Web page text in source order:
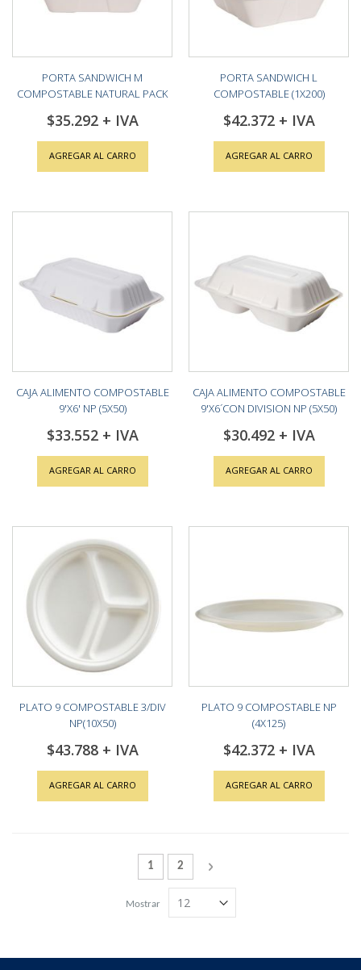
PORTA SANDWICH M
COMPOSTABLE NATURAL PACK
$35.292
AGREGAR AL CARRO
PORTA SANDWICH L
COMPOSTABLE (1X200)
$42.372
AGREGAR AL CARRO
CAJA ALIMENTO COMPOSTABLE
9'X6' NP (5X50)
$33.552
AGREGAR AL CARRO
CAJA ALIMENTO COMPOSTABLE
9'X6´CON DIVISION NP (5X50)
$30.492
AGREGAR AL CARRO
PLATO 9 COMPOSTABLE 3/DIV
NP(10X50)
$43.788
AGREGAR AL CARRO
PLATO 9 COMPOSTABLE NP
(4X125)
$42.372
AGREGAR AL CARRO
Página
Actualmente estás leyendo la página
1 Página
2 Página
Siguiente
Mostrar